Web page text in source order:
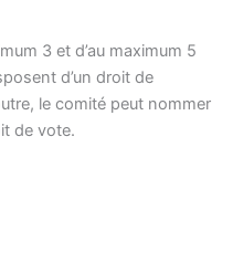
3 et d’au maximum 5
d’un droit de
le comité peut nommer
de vote.